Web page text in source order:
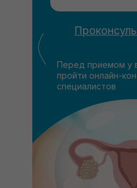
Перед приемом у
пройти онлайн-
специалистов